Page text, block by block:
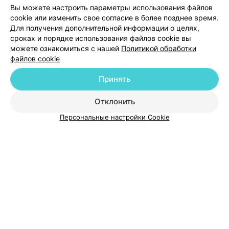
Добавить специалиста
О проекте Новости проекта
Размещение рекламы
Медицинский маркетинг
Публичный договор
Пользовательское соглашение
Способы оплаты
Вы можете настроить параметры использования файлов
cookie или изменить свое согласие в более позднее время.
Для получения дополнительной информации о целях,
сроках и порядке использования файлов cookie вы
можете ознакомиться с нашей Политикой обработки
файлов cookie
Отклонить
Принять
Персональные настройки Cookie